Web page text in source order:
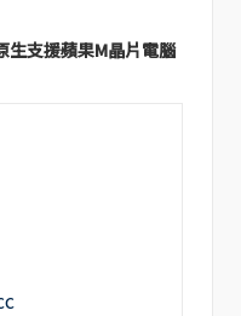
支援蘋果M晶片電腦